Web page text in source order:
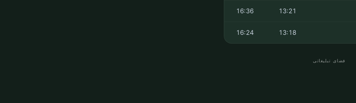
13:21
16:36
13:18
16:24
فضای تبلیغاتی